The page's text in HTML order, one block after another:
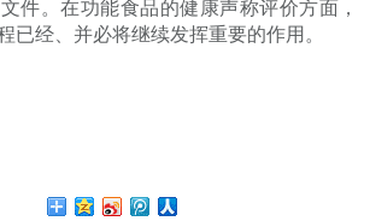
件。在功能食品的健康声称评价方面，
已经、并必将继续发挥重要的作用。